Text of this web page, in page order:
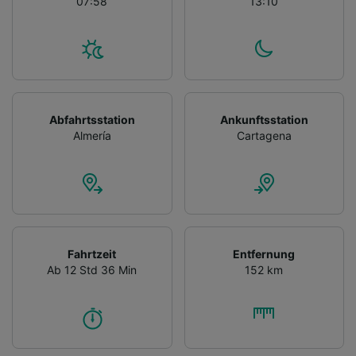
Abfahrtsstation
Almería
Ankunftsstation
Cartagena
Fahrtzeit
Ab 12 Std 36 Min
Entfernung
152 km